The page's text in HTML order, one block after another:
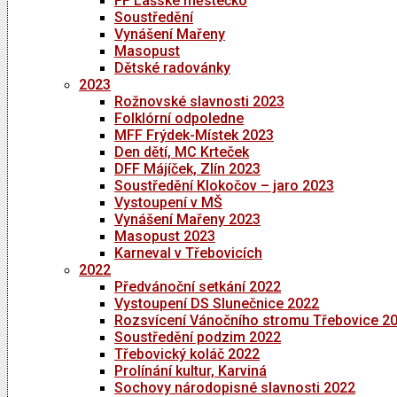
Soustředění
Vynášení Mařeny
Masopust
Dětské radovánky
2023
Rožnovské slavnosti 2023
Folklórní odpoledne
MFF Frýdek-Místek 2023
Den dětí, MC Krteček
DFF Májíček, Zlín 2023
Soustředění Klokočov – jaro 2023
Vystoupení v MŠ
Vynášení Mařeny 2023
Masopust 2023
Karneval v Třebovicích
2022
Předvánoční setkání 2022
Vystoupení DS Slunečnice 2022
Rozsvícení Vánočního stromu Třebovice
Soustředění podzim 2022
Třebovický koláč 2022
Prolínání kultur, Karviná
Sochovy národopisné slavnosti 2022